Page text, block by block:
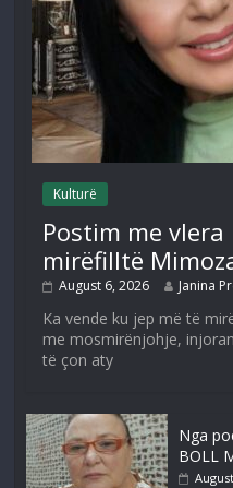
Kulturë
Postim me
mirëfilltë
August 6, 2026 Janina
Ka vende ku jep më të
me mosmirënjohje,
të çon aty
Nga
BOLL